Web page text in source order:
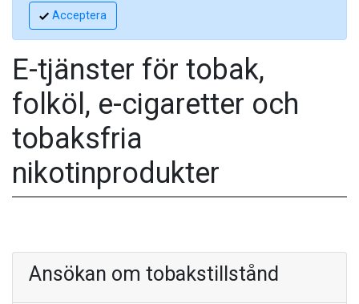
Acceptera
E-tjänster för tobak,
folköl, e-cigaretter och
tobaksfria
nikotinprodukter
Ansökan om tobakstillstånd